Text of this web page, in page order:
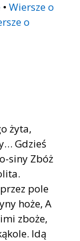
• Wiersze o
o
żyta,
Gdzieś
siny Zbóż
pole
hoże, A
zboże,
Idą